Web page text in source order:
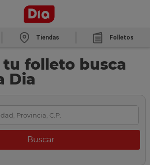
Tiendas Folletos
tu folleto busca
Dia